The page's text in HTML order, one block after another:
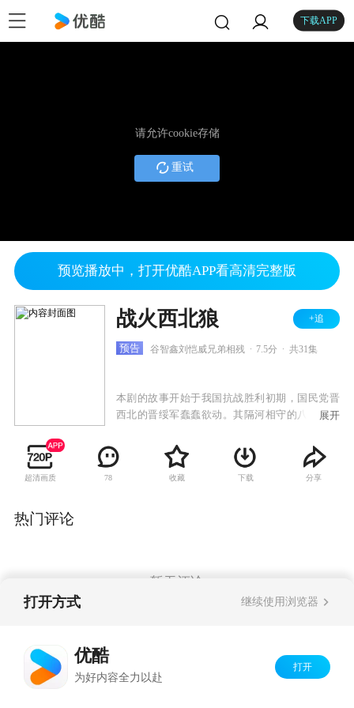
下载APP
请允许cookie存储
重试
预览播放中，打开优酷APP看高清完整版
战火西北狼 +追
预告 谷智鑫刘恺威兄弟相残 7.5分 共31集
本剧的故事开始于我国抗战胜利初期，国民党晋
西北的晋绥军蠢蠢欲动。其隔河相守的八路军某
护大部队跳出包围圈，随即跟随359旅转战到陕
北。在陕北战场上，狼队展现出非凡的战斗才能
和傲人的战术智慧。首长亲自授予他们“西北
展开
超清画质 78 收藏 下载 分享
热门评论
暂无评论
打开方式 继续使用浏览器
优酷
为好内容全力以赴
打开